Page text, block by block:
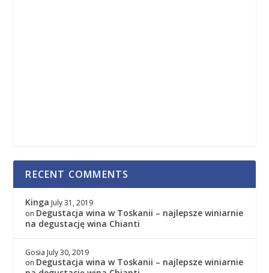
RECENT COMMENTS
Kinga July 31, 2019
on Degustacja wina w Toskanii – najlepsze winiarnie
na degustację wina Chianti
Gosia July 30, 2019
on Degustacja wina w Toskanii – najlepsze winiarnie